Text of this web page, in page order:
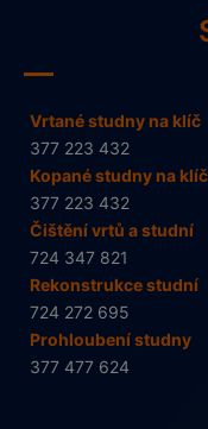
Vrtané studny na klíč
377 223 432
Kopané studny na klíč
377 223 432
Čištění vrtů a studní
724 347 821
Rekonstrukce studní
724 272 695
Prohloubení studny
377 477 624